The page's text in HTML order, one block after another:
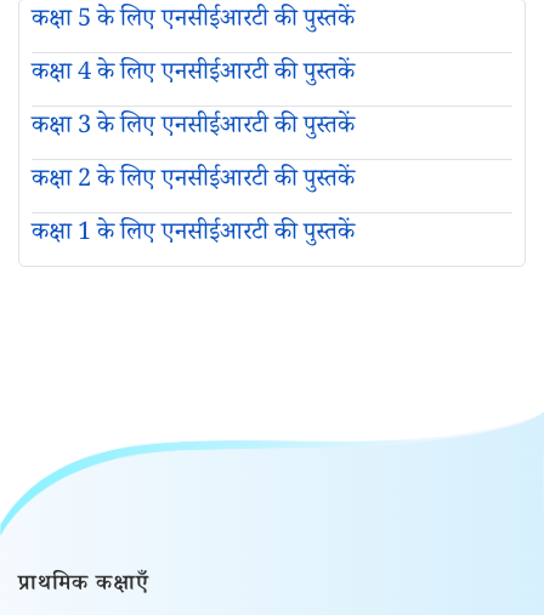
कक्षा 5 के लिए एनसीईआरटी की पुस्तकें
कक्षा 4 के लिए एनसीईआरटी की पुस्तकें
कक्षा 3 के लिए एनसीईआरटी की पुस्तकें
कक्षा 2 के लिए एनसीईआरटी की पुस्तकें
कक्षा 1 के लिए एनसीईआरटी की पुस्तकें
प्राथमिक कक्षाएँ